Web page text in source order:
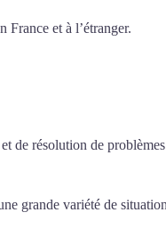
France et à l’étranger.
de résolution de
grande variété de